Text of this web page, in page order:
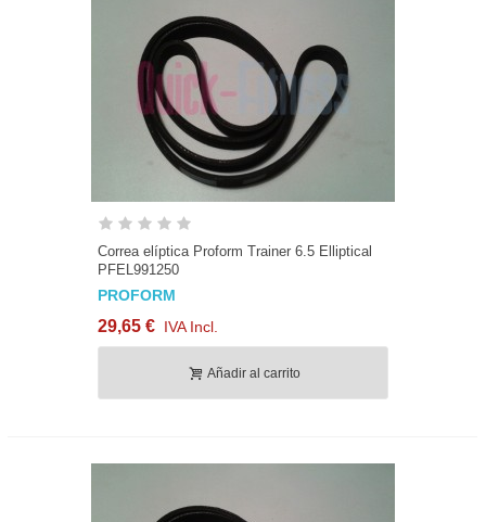
Correa elíptica Proform Trainer 6.5 Elliptical
PFEL991250
PROFORM
29,65 € IVA Incl.
Añadir al carrito